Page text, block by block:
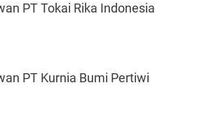
PT Tokai Rika Indonesia
PT Kurnia Bumi Pertiwi